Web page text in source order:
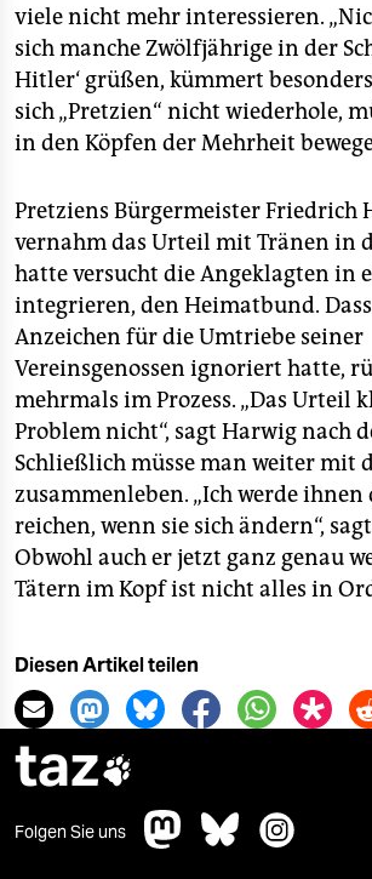
viele nicht mehr interessieren.
sich manche Zwölfjährige in der
Hitler‘ grüßen, kümmert
sich „Pretzien“ nicht wiederhole,
in den Köpfen der Mehrheit
Pretziens Bürgermeister Friedrich
vernahm das Urteil mit Tränen in
hatte versucht die Angeklagten in
integrieren, den Heimatbund.
Anzeichen für die Umtriebe seiner
Vereinsgenossen ignoriert hatte,
mehrmals im Prozess. „Das Urteil
Problem nicht“, sagt Harwig nach
Schließlich müsse man weiter mit
zusammenleben. „Ich werde ihnen
reichen, wenn sie sich ändern“,
Obwohl auch er jetzt ganz genau
Tätern im Kopf ist nicht alles in
Diesen Artikel teilen
taz
Folgen Sie uns